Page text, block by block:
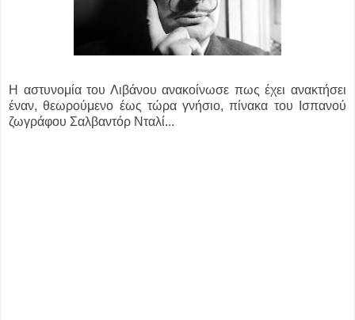
Η αστυνομία του Λιβάνου ανακοίνωσε πως έχει ανακτήσει
έναν, θεωρούμενο έως τώρα γνήσιο, πίνακα του Ισπανού
ζωγράφου Σαλβαντόρ Νταλί...